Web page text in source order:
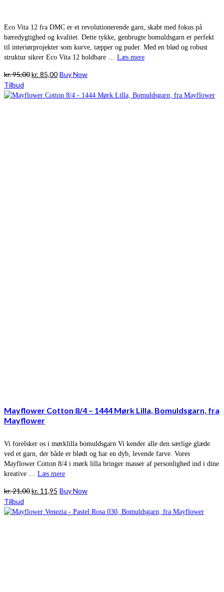
Eco Vita 12 fra DMC er et revolutionerende garn, skabt med fokus på
bæredygtighed og kvalitet. Dette tykke, genbrugte bomuldsgarn er perfekt
til interiørprojekter som kurve, tæpper og puder. Med en blød og robust
struktur sikrer Eco Vita 12 holdbare … Læs mere
kr.95,00Den
pris
kr.85,00Den
pris
Buy Now
Tilbud
Mayflower Cotton 8/4 – 1444 Mørk Lilla, Bomuldsgarn, fra
Mayflower
Vi forelsker os i mørklilla bomuldsgarn Vi kender alle den særlige glæde
ved et garn, der både er blødt og har en dyb, levende farve. Vores
Mayflower Cotton 8/4 i mørk lilla bringer masser af personlighed ind i dine
kreative … Læs mere
kr.21,00Den
pris
kr. 11,95 Den
pris
Buy Now
Tilbud